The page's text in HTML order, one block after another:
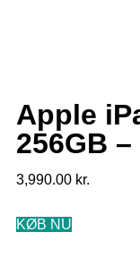
Apple
256GB
3,990.00 kr.
KØB NU